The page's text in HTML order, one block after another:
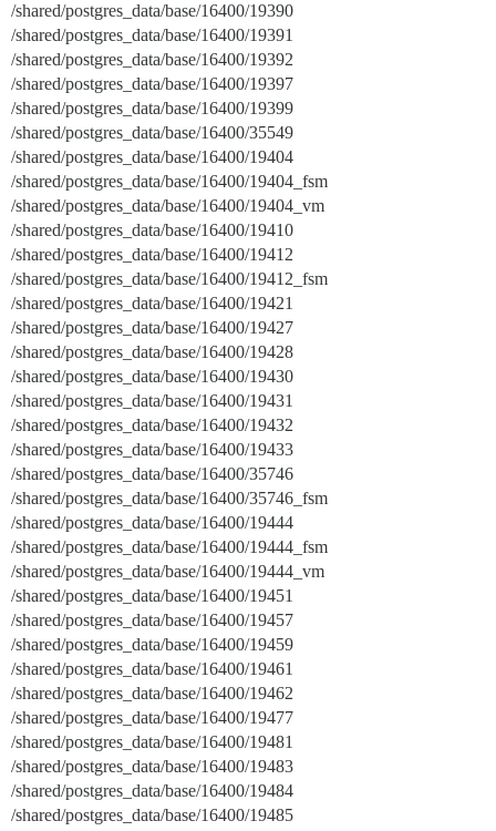
/shared/postgres_data/base/16400/19390
/shared/postgres_data/base/16400/19391
/shared/postgres_data/base/16400/19392
/shared/postgres_data/base/16400/19397
/shared/postgres_data/base/16400/19399
/shared/postgres_data/base/16400/35549
/shared/postgres_data/base/16400/19404
/shared/postgres_data/base/16400/19404_fsm
/shared/postgres_data/base/16400/19404_vm
/shared/postgres_data/base/16400/19410
/shared/postgres_data/base/16400/19412
/shared/postgres_data/base/16400/19412_fsm
/shared/postgres_data/base/16400/19421
/shared/postgres_data/base/16400/19427
/shared/postgres_data/base/16400/19428
/shared/postgres_data/base/16400/19430
/shared/postgres_data/base/16400/19431
/shared/postgres_data/base/16400/19432
/shared/postgres_data/base/16400/19433
/shared/postgres_data/base/16400/35746
/shared/postgres_data/base/16400/35746_fsm
/shared/postgres_data/base/16400/19444
/shared/postgres_data/base/16400/19444_fsm
/shared/postgres_data/base/16400/19444_vm
/shared/postgres_data/base/16400/19451
/shared/postgres_data/base/16400/19457
/shared/postgres_data/base/16400/19459
/shared/postgres_data/base/16400/19461
/shared/postgres_data/base/16400/19462
/shared/postgres_data/base/16400/19477
/shared/postgres_data/base/16400/19481
/shared/postgres_data/base/16400/19483
/shared/postgres_data/base/16400/19484
/shared/postgres_data/base/16400/19485